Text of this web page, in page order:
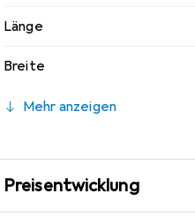
Länge
Breite
Mehr anzeigen
Preisentwicklung